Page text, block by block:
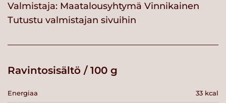
Valmistaja: Maatalousyhtymä Vinnikainen
Tutustu valmistajan sivuihin
Ravintosisältö / 100 g
Energiaa 33 kcal